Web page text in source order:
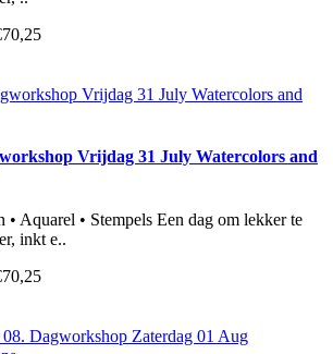
Vrijdag 31 July Watercolors and
• Aquarel • Stempels Een dag om lekker te
inkt e..